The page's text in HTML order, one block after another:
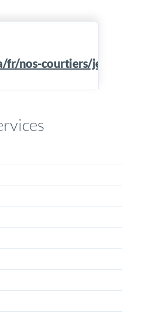
fr/nos-courtiers/jessy-